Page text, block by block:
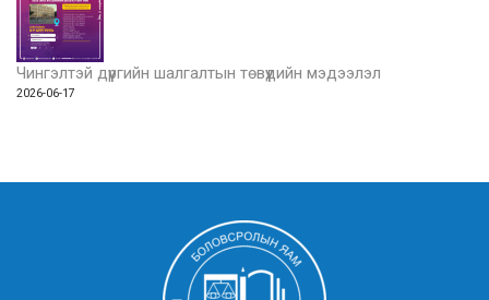
Чингэлтэй дүүргийн шалгалтын төвүүдийн мэдээлэл
2026-06-17